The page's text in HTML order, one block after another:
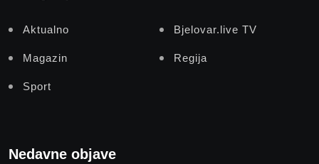
Aktualno Bjelovar.live TV
Magazin Regija
Sport
Nedavne objave